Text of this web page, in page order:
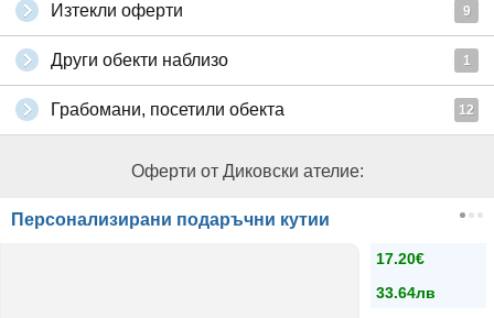
Изтекли оферти 9
Други обекти наблизо 1
Грабомани, посетили обекта 12
Оферти от Диковски ателие:
Персонализирани подаръчни кутии
17.20€
33.64лв